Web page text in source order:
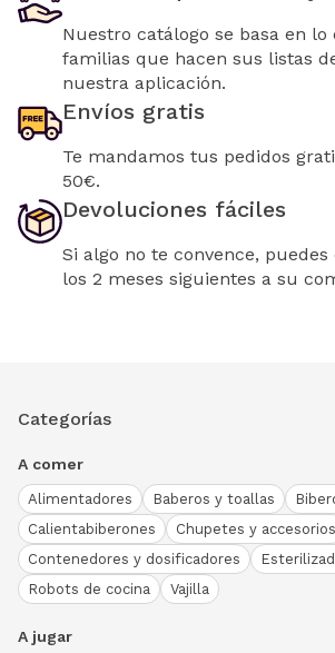
Nuestro catálogo se basa en lo
familias que hacen sus listas
nuestra aplicación.
Envíos gratis
Te mandamos tus pedidos
50€.
Devoluciones fáciles
Si algo no te convence,
los 2 meses siguientes a su
Categorías
A comer
Alimentadores Baberos y toallas
Calientabiberones
Chupetes y accesorios
Contenedores y dosificadores
Robots de cocina
Vajilla
A jugar